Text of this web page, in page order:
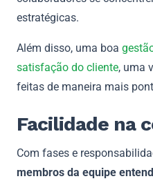
estratégicas.
Além disso, uma boa
satisfação do cliente, uma
feitas de maneira mais
Facilidade na
Com fases e
membros da equipe